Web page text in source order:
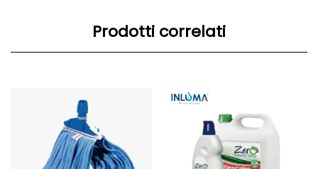
Prodotti correlati